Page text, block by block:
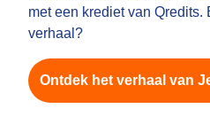
met een krediet van Qredits.
verhaal?
Ontdek het verhaal van